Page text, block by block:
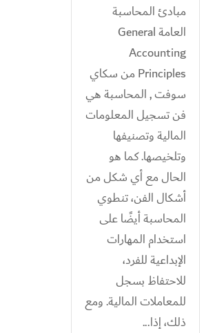
مبادئ المحاسبة
العامة General
Accounting
Principles من سكاي
سوفت , المحاسبة هي
فن تسجيل المعلومات
المالية وتصنيفها
وتلخيصها. كما هو
الحال مع أي شكل من
أشكال الفن، تنطوي
المحاسبة أيضًا على
استخدام المهارات
الإبداعية للفرد،
للاحتفاظ بسجل
للمعاملات المالية. ومع
ذلك، إذا...